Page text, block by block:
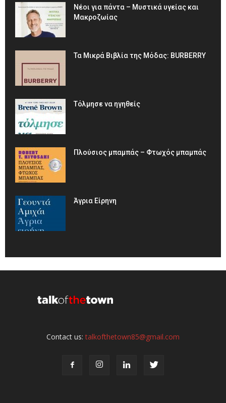
Νέοι για πάντα – Μυστικά υγείας και
Μακροζωίας
Τα Μικρά Βιβλία της Μόδας: BURBERRY
Τόλμησε να ηγηθείς
Πλούσιος μπαμπάς – Φτωχός μπαμπάς
Άγρια Είρηνη
Contact us:talkofthetown85@gmail.com